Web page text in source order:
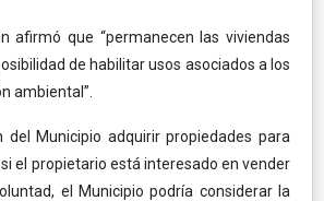
afirmó que “permanecen las viviendas
de habilitar usos asociados a los
ambiental”.
del Municipio adquirir propiedades para
el propietario está interesado en vender
el Municipio podría considerar la